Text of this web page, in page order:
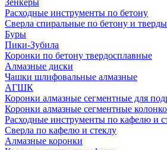
Зенкеры
Расходные инструменты по бетону
Сверла спиральные по бетону и
Буры
Пики-Зубила
Коронки по бетону твердосплавные
Алмазные диски
Чашки шлифовальные алмазные
АГШК
Коронки алмазные сегментные для
Коронки алмазные сегментные
Расходные инструменты по кафелю и
Сверла по кафелю и стеклу
Алмазные коронки